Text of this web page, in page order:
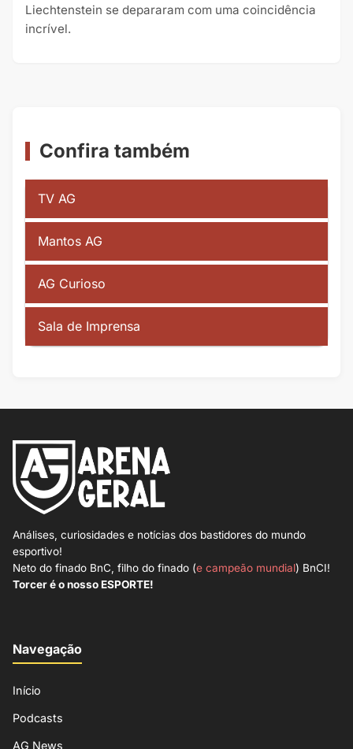
Liechtenstein se depararam com uma coincidência
incrível.
Confira também
TV AG
Mantos AG
AG Curioso
Sala de Imprensa
Análises, curiosidades e notícias dos bastidores do mundo
esportivo!
Neto do finado BnC, filho do finado (e campeão mundial) BnCI!
Torcer é o nosso ESPORTE!
Navegação
Início
Podcasts
AG News